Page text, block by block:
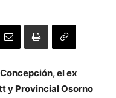
el ex
y Provincial Osorno